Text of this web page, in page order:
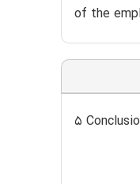
of the
5